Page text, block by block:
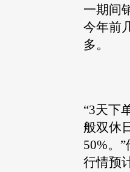
一期间
今年前
多。
“3天下
般双休
50%。
行情预